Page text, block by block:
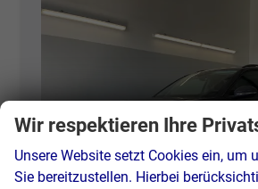
Wir respektieren Ihre
Unsere Website setzt Cookies ein, um
Sie bereitzustellen. Hierbei